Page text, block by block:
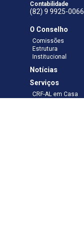
Contabilidade
(82) 9 9925-0066
O Conselho
Comissões
Estrutura
Institucional
Notícias
Serviços
CRF-AL em Casa